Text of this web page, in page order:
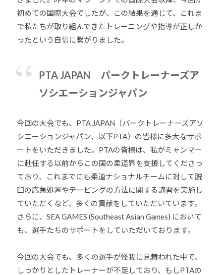
初めての国際大会でしたが、この結果を通じて、これま
で私たちが取り組んできたトレーニングや指導が正しか
ったという自信に繋がりました。
PTA JAPAN パークトレーナーズア
ソシエーションジャパン
今回の大会でも、PTA JAPAN（パークトレーナーズアソ
シエーションジャパン、以下PTA）の皆様に多大なサポ
ートをいただきました。PTAの皆様は、私がミャンマー
に赴任する以前からこの国の柔道界を支援してくださっ
ており、これまでにも柔道ナショナルチームに対して脱
臼の応急処置やテーピングの方法に関する講習を実施し
ていただくなど、多くの貢献をしていただいています。
さらに、SEA GAMES (Southeast Asian Games) において
も、選手たちのサポートをしていただいております。
今回の大会でも、多くの選手が怪我に見舞われた中で、
しっかりとしたトレーナーが不足しており、もしPTAの